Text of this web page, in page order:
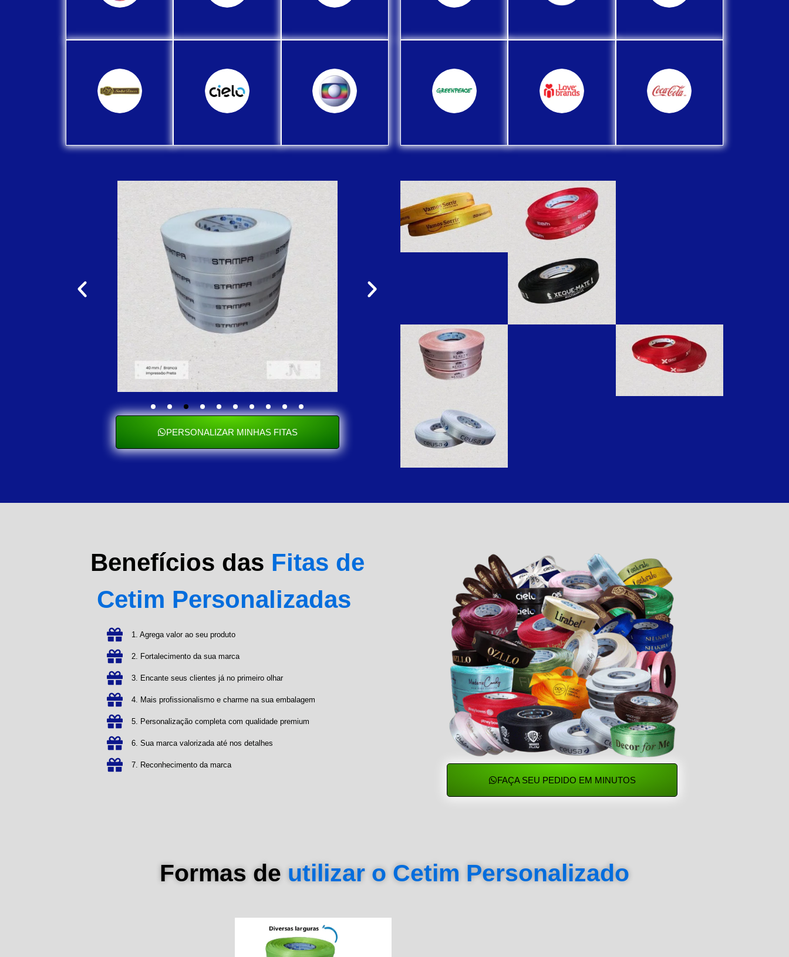
PERSONALIZAR MINHAS FITAS
Benefícios das Fitas de
Cetim Personalizadas
1. Agrega valor ao seu produto
2. Fortalecimento da sua marca
3. Encante seus clientes já no primeiro olhar
4. Mais profissionalismo e charme na sua embalagem
5. Personalização completa com qualidade premium
6. Sua marca valorizada até nos detalhes
7. Reconhecimento da marca
FAÇA SEU PEDIDO EM MINUTOS
Formas de utilizar o Cetim Personalizado